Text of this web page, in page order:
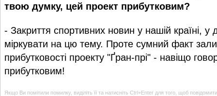
твою думку, цей проект прибутковим?
- Закриття спортивних новин у нашій країні, у
міркувати на цю тему. Проте сумний факт
прибутковості проекту "Ґран-прі" - навіщо
прибутковим!
Якщо Ви помітили помилку, виділіть її та натисніть Ctrl+Enter для того, щоб